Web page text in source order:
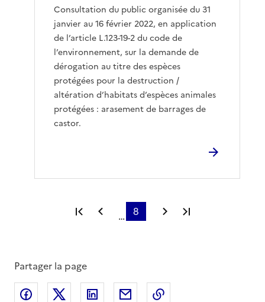
Consultation du public organisée du 31
janvier au 16 février 2022, en application
de l’article L.123-19-2 du code de
l’environnement, sur la demande de
dérogation au titre des espèces
protégées pour la destruction /
altération d’habitats d’espèces animales
protégées : arasement de barrages de
castor.
Première page
Page précédente
… 8 Page suivante
Partager la page
Partager sur Facebook
Partager sur XPartager sur LinkedIn
Partager par email